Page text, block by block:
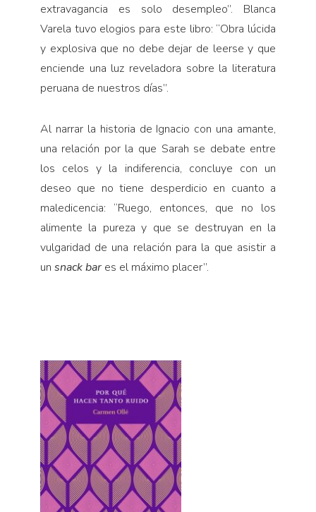
extravagancia es solo desempleo”. Blanca
Varela tuvo elogios para este libro: “Obra lúcida
y explosiva que no debe dejar de leerse y que
enciende una luz reveladora sobre la literatura
peruana de nuestros días”.
Al narrar la historia de Ignacio con una amante,
una relación por la que Sarah se debate entre
los celos y la indiferencia, concluye con un
deseo que no tiene desperdicio en cuanto a
maledicencia: “Ruego, entonces, que no los
alimente la pureza y que se destruyan en la
vulgaridad de una relación para la que asistir a
un snack bar es el máximo placer”.